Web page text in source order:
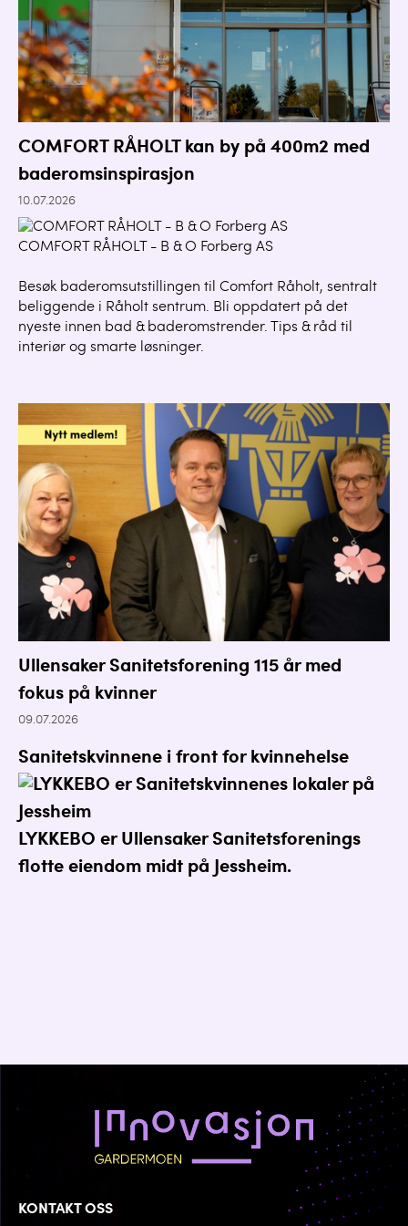
COMFORT RÅHOLT kan by på 400m2 med
baderomsinspirasjon
10.07.2026
COMFORT RÅHOLT - B & O Forberg AS
Besøk baderomsutstillingen til Comfort Råholt, sentralt
beliggende i Råholt sentrum. Bli oppdatert på det
nyeste innen bad & baderomstrender. Tips & råd til
interiør og smarte løsninger.
Ullensaker Sanitetsforening 115 år med
fokus på kvinner
09.07.2026
Sanitetskvinnene i front for kvinnehelse
LYKKEBO er Ullensaker Sanitetsforenings
flotte eiendom midt på Jessheim.
KONTAKT OSS